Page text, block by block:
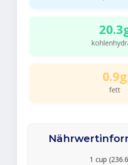
0.9g
fett
1 cup